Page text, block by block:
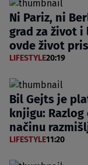
Ni Pariz, ni
grad za život i
ovde život
LIFESTYLE20:19
Bil Gejts je
knjigu:
načinu
LIFESTYLE11:20